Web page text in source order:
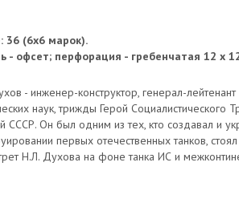
36 (6х6 марок).
- офсет; перфорация - гребенчатая 12 x
- инженер-конструктор, генерал-
наук, трижды Герой Социалистического
СССР. Он был одним из тех, кто создавал и
первых отечественных танков,
Н.Л. Духова на фоне танка ИС и